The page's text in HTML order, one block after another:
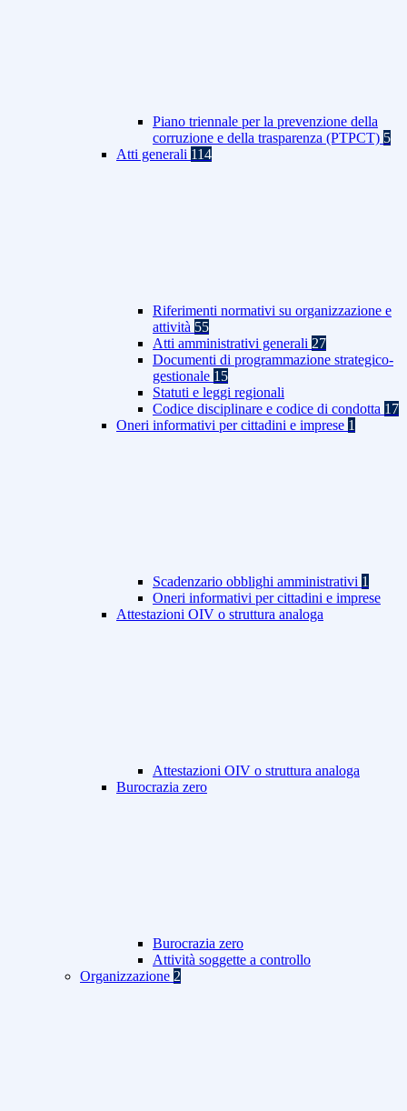
Piano triennale per la prevenzione della
corruzione e della trasparenza (PTPCT) 5
Atti generali 114
Riferimenti normativi su organizzazione e
attività 55
Atti amministrativi generali 27
Documenti di programmazione strategico-
gestionale 15
Statuti e leggi regionali
Codice disciplinare e codice di condotta 17
Oneri informativi per cittadini e imprese 1
Scadenzario obblighi amministrativi 1
Oneri informativi per cittadini e imprese
Attestazioni OIV o struttura analoga
Attestazioni OIV o struttura analoga
Burocrazia zero
Burocrazia zero
Attività soggette a controllo
Organizzazione 2